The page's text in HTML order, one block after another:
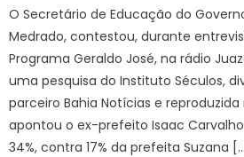
O Secretário de Educação do
Medrado, contestou, durante
Programa Geraldo José, na rádio
uma pesquisa do Instituto Séculos,
parceiro Bahia Notícias e reproduzida
apontou o ex-prefeito Isaac
34%, contra 17% da prefeita Suzana